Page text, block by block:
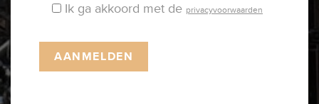
Ik ga akkoord met de privacyvoorwaarden